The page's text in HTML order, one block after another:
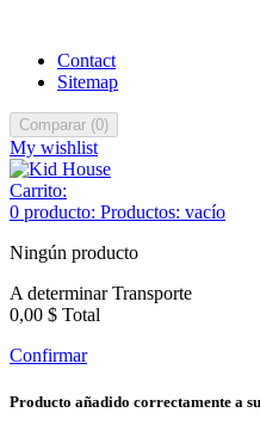
Contact
Sitemap
Comparar (0)
My wishlist
Carrito:
0 producto: Productos: vacío
Ningún producto
A determinarTransporte
0,00 $ Total
Confirmar
Producto añadido correctamente a